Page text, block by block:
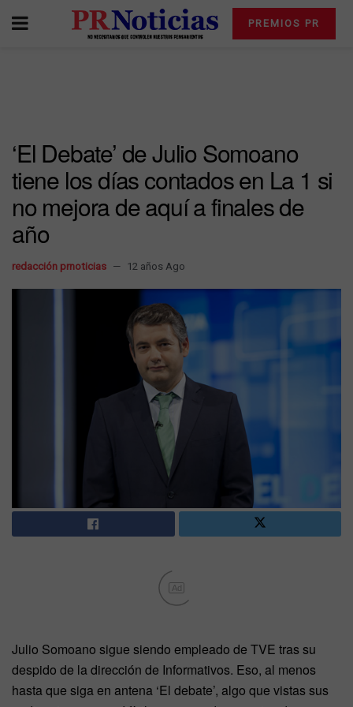
PREMIOS PR
‘El Debate’ de Julio Somoano
tiene los días contados en La 1 si
no mejora de aquí a finales de
año
redacción prnoticias 12 años Ago
Ad
Julio Somoano sigue siendo empleado de TVE tras su
despido de la dirección de Informativos. Eso, al menos
hasta que siga en antena ‘El debate’, algo que vistas sus